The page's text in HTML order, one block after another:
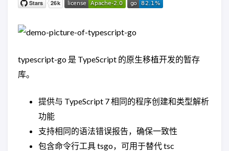
typescript-go 是 TypeScript 的原生移植开发的暂存
库。
提供与 TypeScript 7 相同的程序创建和类型解析
功能
支持相同的语法错误报告，确保一致性
包含命令行工具 tsgo，可用于替代 tsc